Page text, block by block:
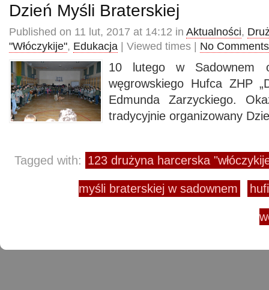
Dzień Myśli Braterskiej
Published on 11 lut, 2017 at 14:12 in Aktualności,
"Włóczykije", Edukacja | Viewed times | No Comments
10 lutego w Sadownem
węgrowskiego Hufca ZHP
Edmunda Zarzyckiego.
tradycyjnie organizowany
Tagged with: 123 drużyna harcerska
myśli braterskiej w sadownem